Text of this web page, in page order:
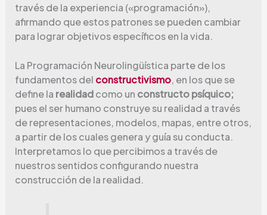
través de la experiencia («programación»),
afirmando que estos patrones se pueden cambiar
para lograr objetivos específicos en la vida.
La Programación Neurolingüística parte de los
fundamentos del constructivismo, en los que se
define la realidadcomo un constructo psíquico;
pues el ser humano construye su realidad a través
de representaciones, modelos, mapas, entre otros,
a partir de los cuales genera y guía su conducta.
Interpretamos lo que percibimos a través de
nuestros sentidos configurando nuestra
construcción de la realidad.